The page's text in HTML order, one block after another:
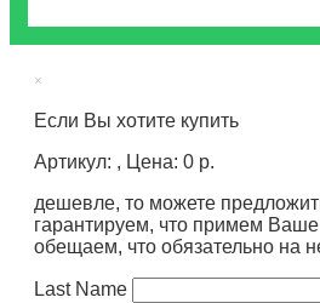
×
Если Вы хотите купить
Артикул: , Цена: 0 р.
дешевле, то можете
гарантируем, что примем
обещаем, что обязательно на
Last Name